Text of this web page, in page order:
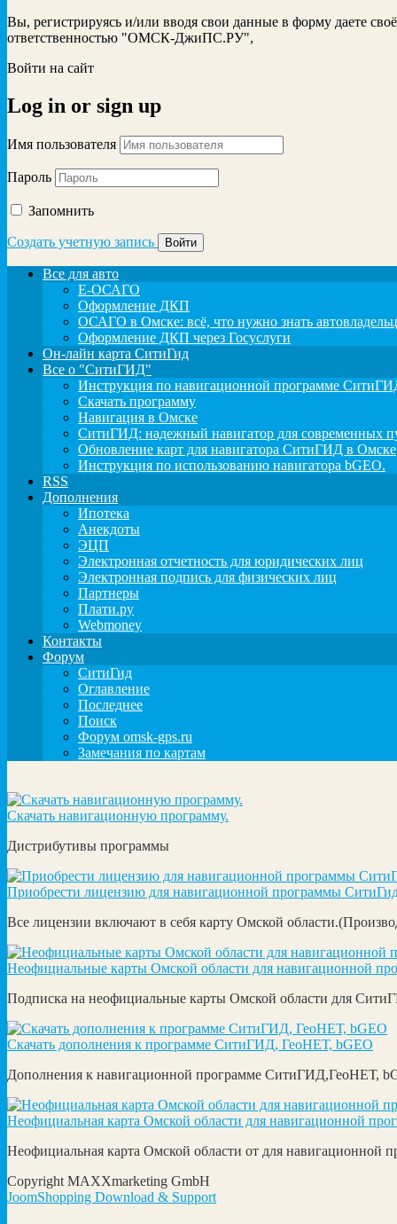
Вы, регистрируясь и/или вводя свои данные в форму даете
ответственностью "ОМСК-ДжиПС.РУ",
Войти на сайт
Log in or sign up
Имя пользователя
Пароль
Запомнить
Создать учетную запись
Все для авто
Е-ОСАГО
Оформление ДКП
ОСАГО в Омске: всё, что нужно знать
Оформление ДКП через Госуслуги
Он-лайн карта СитиГид
Все о "СитиГИД"
Инструкция по навигационной программе
Скачать программу
Навигация в Омске
СитиГИД: надежный навигатор для современных
Обновление карт для навигатора СитиГИД в Омске
Инструкция по использованию навигатора bGEO.
RSS
Дополнения
Ипотека
Анекдоты
ЭЦП
Электронная отчетность для юридических лиц
Электронная подпись для физических лиц
Партнеры
Плати.ру
Webmoney
Контакты
Форум
СитиГид
Оглавление
Последнее
Поиск
Форум omsk-gps.ru
Замечания по картам
Скачать навигационную программу.
Дистрибутивы программы
Приобрести лицензию для навигационной программы
Все лицензии включают в себя карту Омской
Неофициальные карты Омской области для навигационной
Подписка на неофициальные карты Омской области для
Скачать дополнения к программе СитиГИД, ГеоНЕТ, bGEO
Дополнения к навигационной программе СитиГИД,ГеоНЕТ,
Неофициальная карта Омской области для навигационной
Неофициальная карта Омской области от для навигационной
Copyright MAXXmarketing GmbH
JoomShopping Download & Support